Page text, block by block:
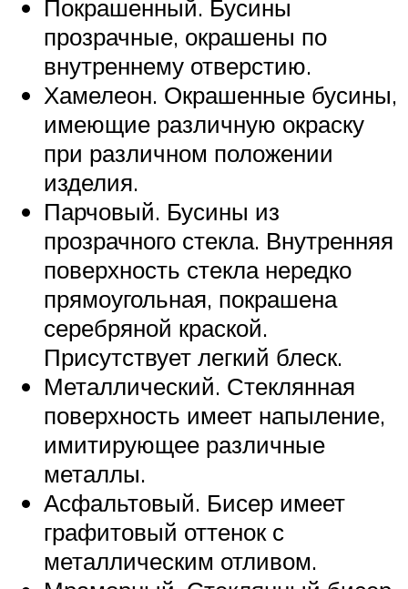
Покрашенный. Бусины
прозрачные, окрашены по
внутреннему отверстию.
Хамелеон. Окрашенные бусины,
имеющие различную окраску
при различном положении
изделия.
Парчовый. Бусины из
прозрачного стекла. Внутренняя
поверхность стекла нередко
прямоугольная, покрашена
серебряной краской.
Присутствует легкий блеск.
Металлический. Стеклянная
поверхность имеет напыление,
имитирующее различные
металлы.
Асфальтовый. Бисер имеет
графитовый оттенок с
металлическим отливом.